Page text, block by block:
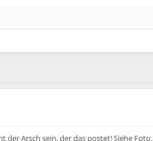
der Arsch sein, der das postet! Siehe Foto.